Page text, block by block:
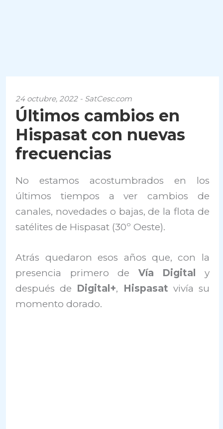
24 octubre, 2022 - SatCesc.com
Últimos cambios en
Hispasat con nuevas
frecuencias
No estamos acostumbrados en los
últimos tiempos a ver cambios de
canales, novedades o bajas, de la flota de
satélites de Hispasat (30º Oeste).
Atrás quedaron esos años que, con la
presencia primero de Vía Digital
y
después de Digital+, Hispasat vivía su
momento dorado.